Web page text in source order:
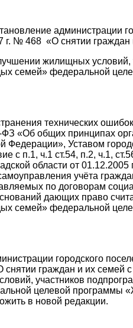
администрации
г. № 468 «О снятии граждан
жилищных условий,
семей» федеральной
технических
«Об общих принципах
Федерации», Уставом
с п.1, ч.1 ст.54, п.2, ч.1,
области от
учёта
по договорам
дающих право
семей» федеральной
городского
снятии граждан и их семей
участников
целевой программы
в новой редакции.